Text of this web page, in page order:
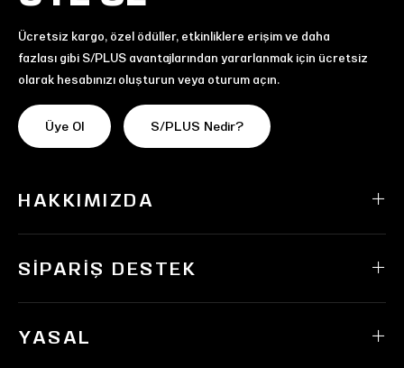
Ücretsiz kargo, özel ödüller, etkinliklere erişim ve daha
fazlası gibi S/PLUS avantajlarından yararlanmak için ücretsiz
olarak hesabınızı oluşturun veya oturum açın.
Üye Ol S/PLUS Nedir?
HAKKIMIZDA
SIPARIŞ DESTEK
YASAL